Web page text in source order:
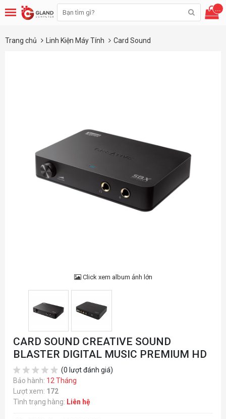
...
Trang chủ Linh Kiện Máy Tính Card Sound
Click xem album ảnh lớn
CARD SOUND CREATIVE SOUND
BLASTER DIGITAL MUSIC PREMIUM HD
(0 lượt đánh giá)
Bảo hành: 12 Tháng
Lượt xem: 172
Tình trạng hàng: Liên hệ